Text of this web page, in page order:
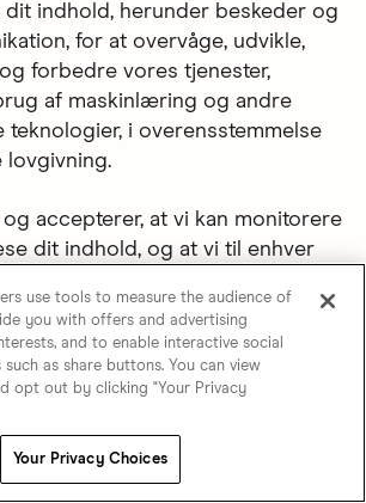
dit indhold, herunder beskeder og
for at overvåge, udvikle,
forbedre vores tjenester,
af maskinlæring og andre
teknologier, i overensstemmelse
accepterer, at vi kan monitorere
dit indhold, og at vi til enhver
eller forhindre adgang til
af dit indhold. Er dit indhold
til lovgivningen i en jurisdiktion,
er tilgængelige, kan vi fjerne
forstår og accepterer
nogen pligt til at vise eller
use tools to measure the audience of
you with offers and advertising
and to enable interactive social
as share buttons. You can view
opt out by clicking "Your Privacy
Your Privacy Choices